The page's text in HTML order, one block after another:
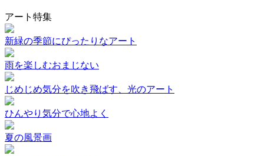
アート特集
新緑の季節にぴったりなアート
雨を楽しむおまじない
じめじめ気分を吹き飛ばす、光のアート
ひんやり気分で心地よく
夏の風景画